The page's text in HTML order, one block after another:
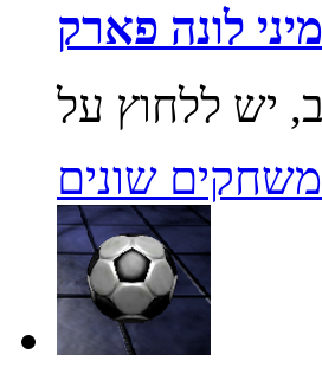
מיני לונה פארק
משחקים שונים